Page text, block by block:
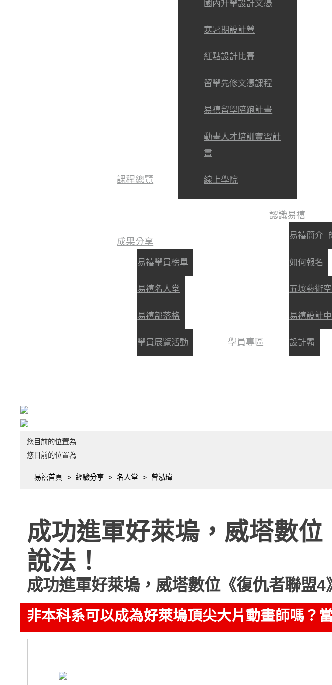
課程總覽
國內升學設計文憑
寒暑期設計營
紅點設計比賽
留學先修文憑課程
易禧留學陪跑計畫
動畫人才培訓實習計
畫
線上學院
成果分享
易禧學員榜單
易禧名人堂
易禧部落格
學員展覽活動 學員專區
認識易禧
易禧簡介
如何報名
五壤藝術
易禧設計
設計霸
您目前的位置為 :
您目前的位置為
易禧首頁 經驗分享 名人堂 曾泓瑋
成功進軍好萊塢，威塔數
說法！
成功進軍好萊塢，威塔數位《復仇者聯盟4
非本科系可以成為好萊塢頂尖大片動畫師嗎？